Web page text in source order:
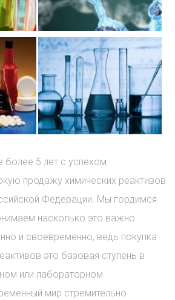
5 лет с успехом
продажу химических реактивов
Федерации. Мы гордимся
насколько это важно
и своевременно, ведь покупка
это базовая ступень в
или лабораторном
мир стремительно